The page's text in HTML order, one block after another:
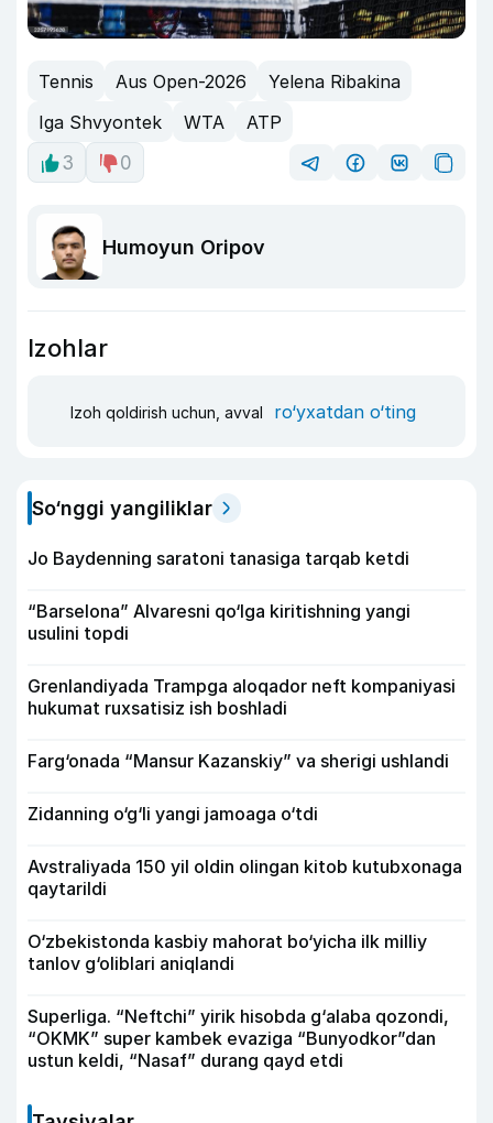
Tennis Aus Open-2026
Yelena Ribakina
Iga Shvyontek
WTA
ATP
3
0
Humoyun Oripov
Izohlar
Izoh qoldirish uchun, avval ro‘yxatdan o‘ting
So‘nggi yangiliklar
Jo Baydenning saratoni tanasiga tarqab ketdi
“Barselona” Alvaresni qo‘lga kiritishning yangi
usulini topdi
Grenlandiyada Trampga aloqador neft kompaniyasi
hukumat ruxsatisiz ish boshladi
Farg‘onada “Mansur Kazanskiy” va sherigi ushlandi
Zidanning o‘g‘li yangi jamoaga o‘tdi
Avstraliyada 150 yil oldin olingan kitob kutubxonaga
qaytarildi
O‘zbekistonda kasbiy mahorat bo‘yicha ilk milliy
tanlov g‘oliblari aniqlandi
Superliga. “Neftchi” yirik hisobda g‘alaba qozondi,
“OKMK” super kambek evaziga “Bunyodkor”dan
ustun keldi, “Nasaf” durang qayd etdi